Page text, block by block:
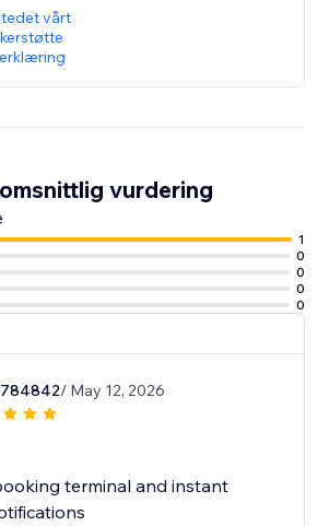
vårt
vurdering
1
0
0
0
0
/ May 12, 2026
terminal and instant